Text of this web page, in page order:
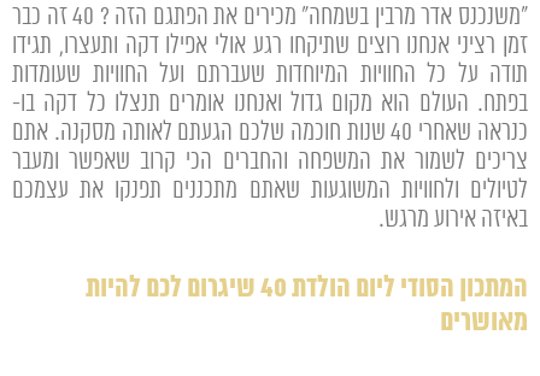
"משנכנס אדר מרבין בשמחה" מכירים את הפתגם הזה ? 40 זה כבר
זמן רציני אנחנו רוצים שתיקחו רגע אולי אפילו דקה ותעצרו, תגידו
תודה על כל החוויות המיוחדות שעברתם ועל החוויות שעומדות
בפתח. העולם הוא מקום גדול ואנחנו אומרים תנצלו כל דקה בו-
כנראה שאחרי 40 שנות חוכמה שלכם הגעתם לאותה מסקנה. אתם
צריכים לשמור את המשפחה והחברים הכי קרוב שאפשר ומעבר
לטיולים ולחוויות המשוגעות שאתם מתכננים תפנקו את עצמכם
באיזה אירוע מרגש.
המתכון הסודי ליום הולדת 40 שיגרום לכם להיות
מאושרים